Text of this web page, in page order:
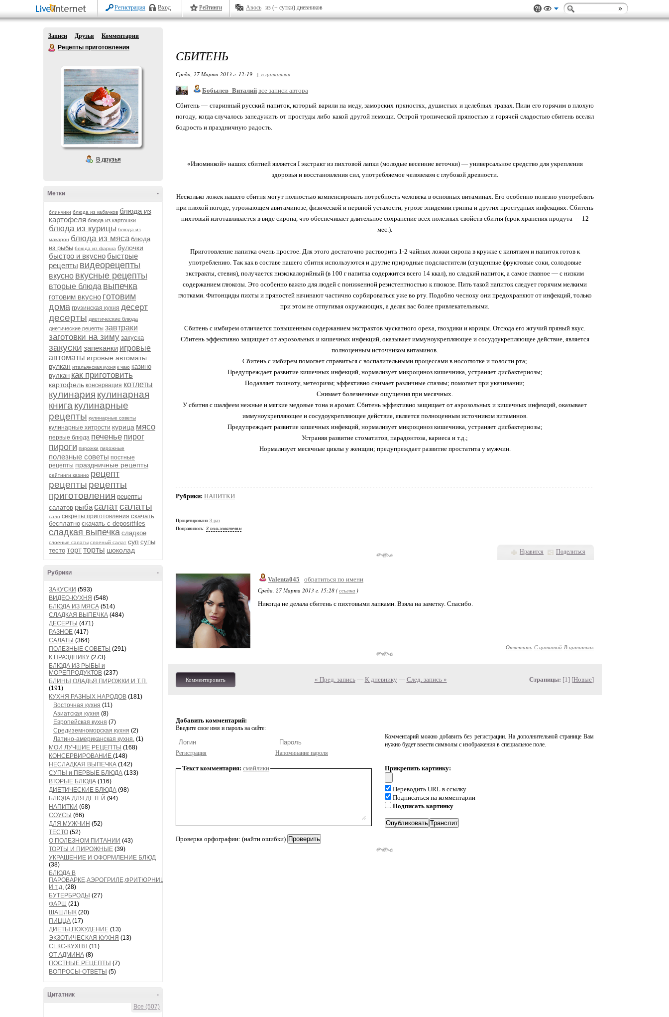
Регистрация Вход Рейтинги Авось из (+ сутки) дневников
Записи Друзья
Комментарии
Рецепты приготовления
В друзья
-
Метки
блинчики блюда из кабачков блюда из
картофеля блюда из картошки
блюда из курицы блюда из
макарон блюда из мяса блюда
из рыбы блюда из фарша булочки
быстро и вкусно быстрые
рецепты видеорецепты
вкусно вкусные рецепты
вторые блюда выпечка
готовим вкусно готовим
дома грузинская кухня десерт
десерты диетические блюда
диетические рецепты завтраки
заготовки на зиму закуска
закуски запеканки игровые
автоматы игровые автоматы
вулкан итальянская кухня к чаю казино
вулкан как приготовить
картофель консервация котлеты
кулинария кулинарная
книга кулинарные
рецепты кулинарные советы
кулинарные хитрости курица мясо
первые блюда печенье пирог
пироги пирожки пирожные
полезные советы постные
рецепты праздничные рецепты
рейтинги казино рецепт
рецепты рецепты
приготовления рецепты
салатов рыбасалатсалаты
сало секреты приготовления скачать
бесплатно скачать с depositfiles
сладкая выпечка сладкое
слоеные салаты слоеный салат суп супы
тесто тортторты шоколад
-
Рубрики
ЗАКУСКИ (593)
ВИДЕО-КУХНЯ (548)
БЛЮДА ИЗ МЯСА (514)
СЛАДКАЯ ВЫПЕЧКА (484)
ДЕСЕРТЫ (471)
РАЗНОЕ (417)
САЛАТЫ (364)
ПОЛЕЗНЫЕ СОВЕТЫ (291)
К ПРАЗДНИКУ (273)
БЛЮДА ИЗ РЫБЫ и
МОРЕПРОДУКТОВ (237)
БЛИНЫ,ОЛАДЬЯ,ПИРОЖКИ И Т.П.
(191)
КУХНЯ РАЗНЫХ НАРОДОВ (181)
Восточная кухня (11)
Азиатская кухня (8)
Европейская кухня (7)
Средиземноморская кухня (2)
Латино-американская кухня. (1)
МОИ ЛУЧШИЕ РЕЦЕПТЫ (168)
КОНСЕРВИРОВАНИЕ (148)
НЕСЛАДКАЯ ВЫПЕЧКА (142)
СУПЫ и ПЕРВЫЕ БЛЮДА (133)
ВТОРЫЕ БЛЮДА (116)
ДИЕТИЧЕСКИЕ БЛЮДА (98)
БЛЮДА ДЛЯ ДЕТЕЙ (94)
НАПИТКИ (68)
СОУСЫ (66)
ДЛЯ МУЖЧИН (52)
ТЕСТО (52)
О ПОЛЕЗНОМ ПИТАНИИ (43)
ТОРТЫ И ПИРОЖНЫЕ (39)
УКРАШЕНИЕ И ОФОРМЛЕНИЕ БЛЮД
(38)
БЛЮДА В
ПАРОВАРКЕ,АЭРОГРИЛЕ,ФРИТЮРНИЦЕ
И т.д. (28)
БУТЕРБРОДЫ (27)
ФАРШ (21)
ШАШЛЫК (20)
ПИЦЦА (17)
ДИЕТЫ,ПОХУДЕНИЕ (13)
ЭКЗОТИЧЕСКАЯ КУХНЯ (13)
СЕКС-КУХНЯ (11)
ОТ АДМИНА (8)
ПОСТНЫЕ РЕЦЕПТЫ (7)
ВОПРОСЫ-ОТВЕТЫ (5)
-
Цитатник
Все (507)
СБИТЕНЬ
Среда, 27 Марта 2013 г. 12:19 + в цитатник
Бобылев_Виталий все записи автора
Сбитень — старинный русский напиток, который варили на меду, заморских пряностях, душистых и целебных травах. Пили его горячим в плохую
погоду, когда случалось занедужить от простуды либо какой другой немощи. Острой тропической пряностью и горячей сладостью сбитень вселял
бодрость и праздничную радость.
«Изюминкой» наших сбитней является I экстракт из пихтовой лапки (молодые весенние веточки) — универсальное средство для укрепления
здоровья и восстановления сил, употребляемое человеком с глубокой древности.
Несколько ложек нашего сбитня могут полностью компенсировать потребность человека в основных витаминах. Его особенно полезно употреблять
при плохой погоде, угрожающем авитаминозе, физической и нервной усталости, угрозе эпидемии гриппа и других простудных инфекциях. Сбитень
пихтовый изготавливается в виде сиропа, что обеспечивает длительное сохранение всех полезных свойств сбитня (срок хранения продута — 12
мес.).
Приготовление напитка очень простое. Для этого достаточно растворить 1-2 чайных ложки сиропа в кружке с кипятком и напиток готов к
употреблению. Так как в составе нашего сбитня используются и другие природные подсластители (сгущенные фруктовые соки, солодовые
экстракты, стевия), получается низкокалорийный (в 100 г напитка содержится всего 14 ккал), но сладкий напиток, а самое главное — с низким
содержанием глюкозы. Это особенно важно для людей с пониженной резистентностью к глюкозе. Пить такой напиток следует горячим мелкими
глотками. Фитонциды пихты и пряностей начинают частично сорбироваться уже во рту. Подобно чесноку они предохраняют от инфекций, только
при этом не отпугивая окружающих, а делая вас более привлекательными.
Сбитень с имбирем отличается повышенным содержанием экстрактов мускатного ореха, гвоздики и корицы. Отсюда его жгучий пряный вкус.
Сбитень эффективно защищает от аэрозольных и кишечных инфекций, оказывает иммуноукрепляющее и сосудоукрепляющее действие, является
полноценным источником витаминов.
Сбитень с имбирем помогает справиться с воспалительными процессами в носоглотке и полости рта;
Предупреждает развитие кишечных инфекций, нормализует микроциноз кишечника, устраняет дисбактериозы;
Подавляет тошноту, метеоризм; эффективно снимает различные спазмы; помогает при укачивании;
Снимает болезненные ощущения при месячных.
У сбитня с шалфеем нежные и мягкие медовые тона и аромат. Сбитень эффективно защищает от аэрозольных и кишечных инфекций, оказывает
иммуноукрепляющее и сосудоукрепляющее действие, является полноценным источником витаминов.
Предупреждает развитие кишечных инфекций, нормализует микроциноз кишечника, устраняет дисбактериозы;
Устраняя развитие стоматитов, парадонтоза, кариеса и т.д.;
Нормализует месячные циклы у женщин; предупреждает развитие простатита у мужчин.
Рубрики: НАПИТКИ
Процитировано 3 раз
Понравилось: 3 пользователям
Нравится Поделиться
Valenta045
обратиться по имени
Среда, 27 Марта 2013 г. 15:28 (ссылка )
Никогда не делала сбитень с пихтовыми лапками. Взяла на заметку. Спасибо.
Ответить С цитатой В цитатник
Комментировать « Пред. запись— К дневнику — След. запись » Страницы: [1] [Новые]
Добавить комментарий:
Введите свое имя и пароль на сайте:
Регистрация Напоминание пароля
Комментарий можно добавить без регистрации. На дополнительной странице Вам
нужно будет ввести символы с изображения в специальное поле.
Текст комментария: смайлики
Проверка орфографии: (найти ошибки)
Прикрепить картинку:
Переводить URL в ссылку
Подписаться на комментарии
Подписать картинку